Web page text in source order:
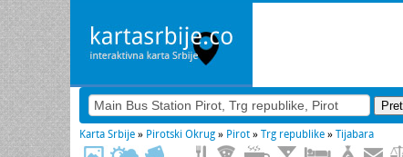
Karta Srbije » Pirotski Okrug » Pirot » Trg republike » Tijabara